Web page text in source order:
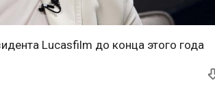
Lucasfilm до конца этого года